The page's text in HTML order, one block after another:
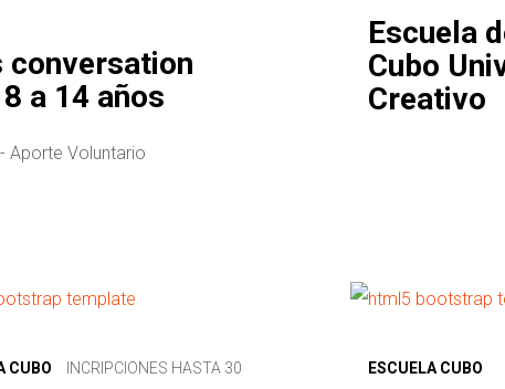
conversation
a 14 años
Aporte Voluntario
Escuela
Cubo
Creativo
CUBO
INCRIPCIONES HASTA 30
ESCUELA CUBO